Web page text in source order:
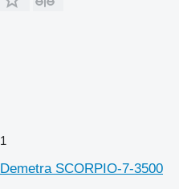
1
Demetra SCORPIO-7-3500